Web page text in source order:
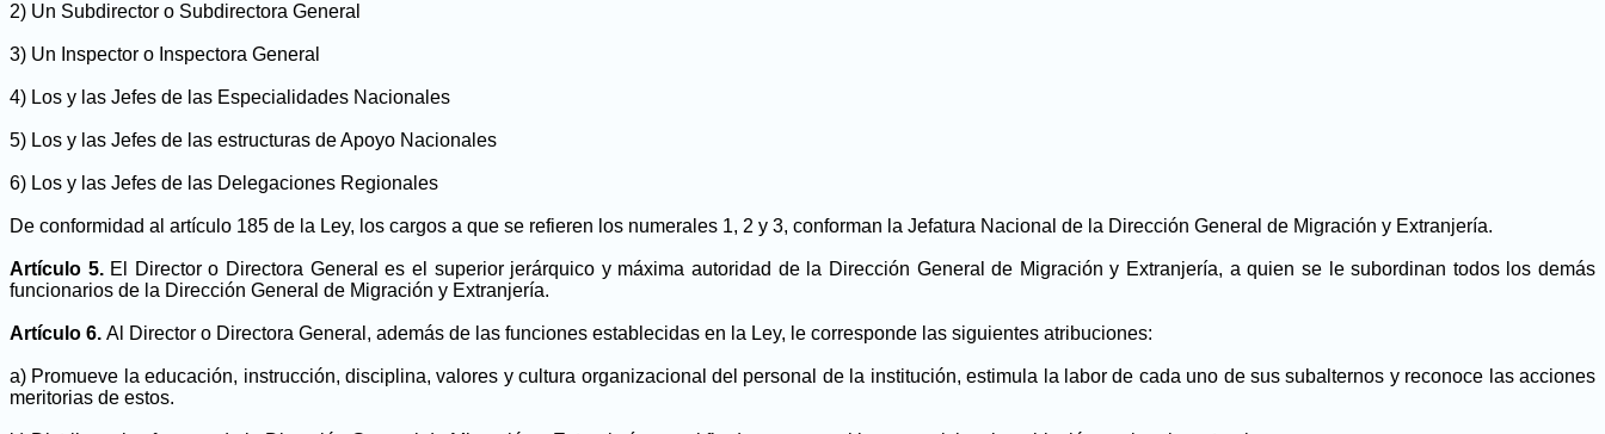
2) Un Subdirector o Subdirectora General
3) Un Inspector o Inspectora General
4) Los y las Jefes de las Especialidades Nacionales
5) Los y las Jefes de las estructuras de Apoyo Nacionales
6) Los y las Jefes de las Delegaciones Regionales
De conformidad al artículo 185 de la Ley, los cargos a que se refieren los numerales 1, 2 y 3, conforman la Jefatura Nacional de la Dirección General de Migración y Extranjería.
Artículo 5. El Director o Directora General es el superior jerárquico y máxima autoridad de la Dirección General de Migración y Extranjería, a quien se le subordinan todos los demás
funcionarios de la Dirección General de Migración y Extranjería.
Artículo 6. Al Director o Directora General, además de las funciones establecidas en la Ley, le corresponde las siguientes atribuciones:
a) Promueve la educación, instrucción, disciplina, valores y cultura organizacional del personal de la institución, estimula la labor de cada uno de sus subalternos y reconoce las acciones
meritorias de estos.